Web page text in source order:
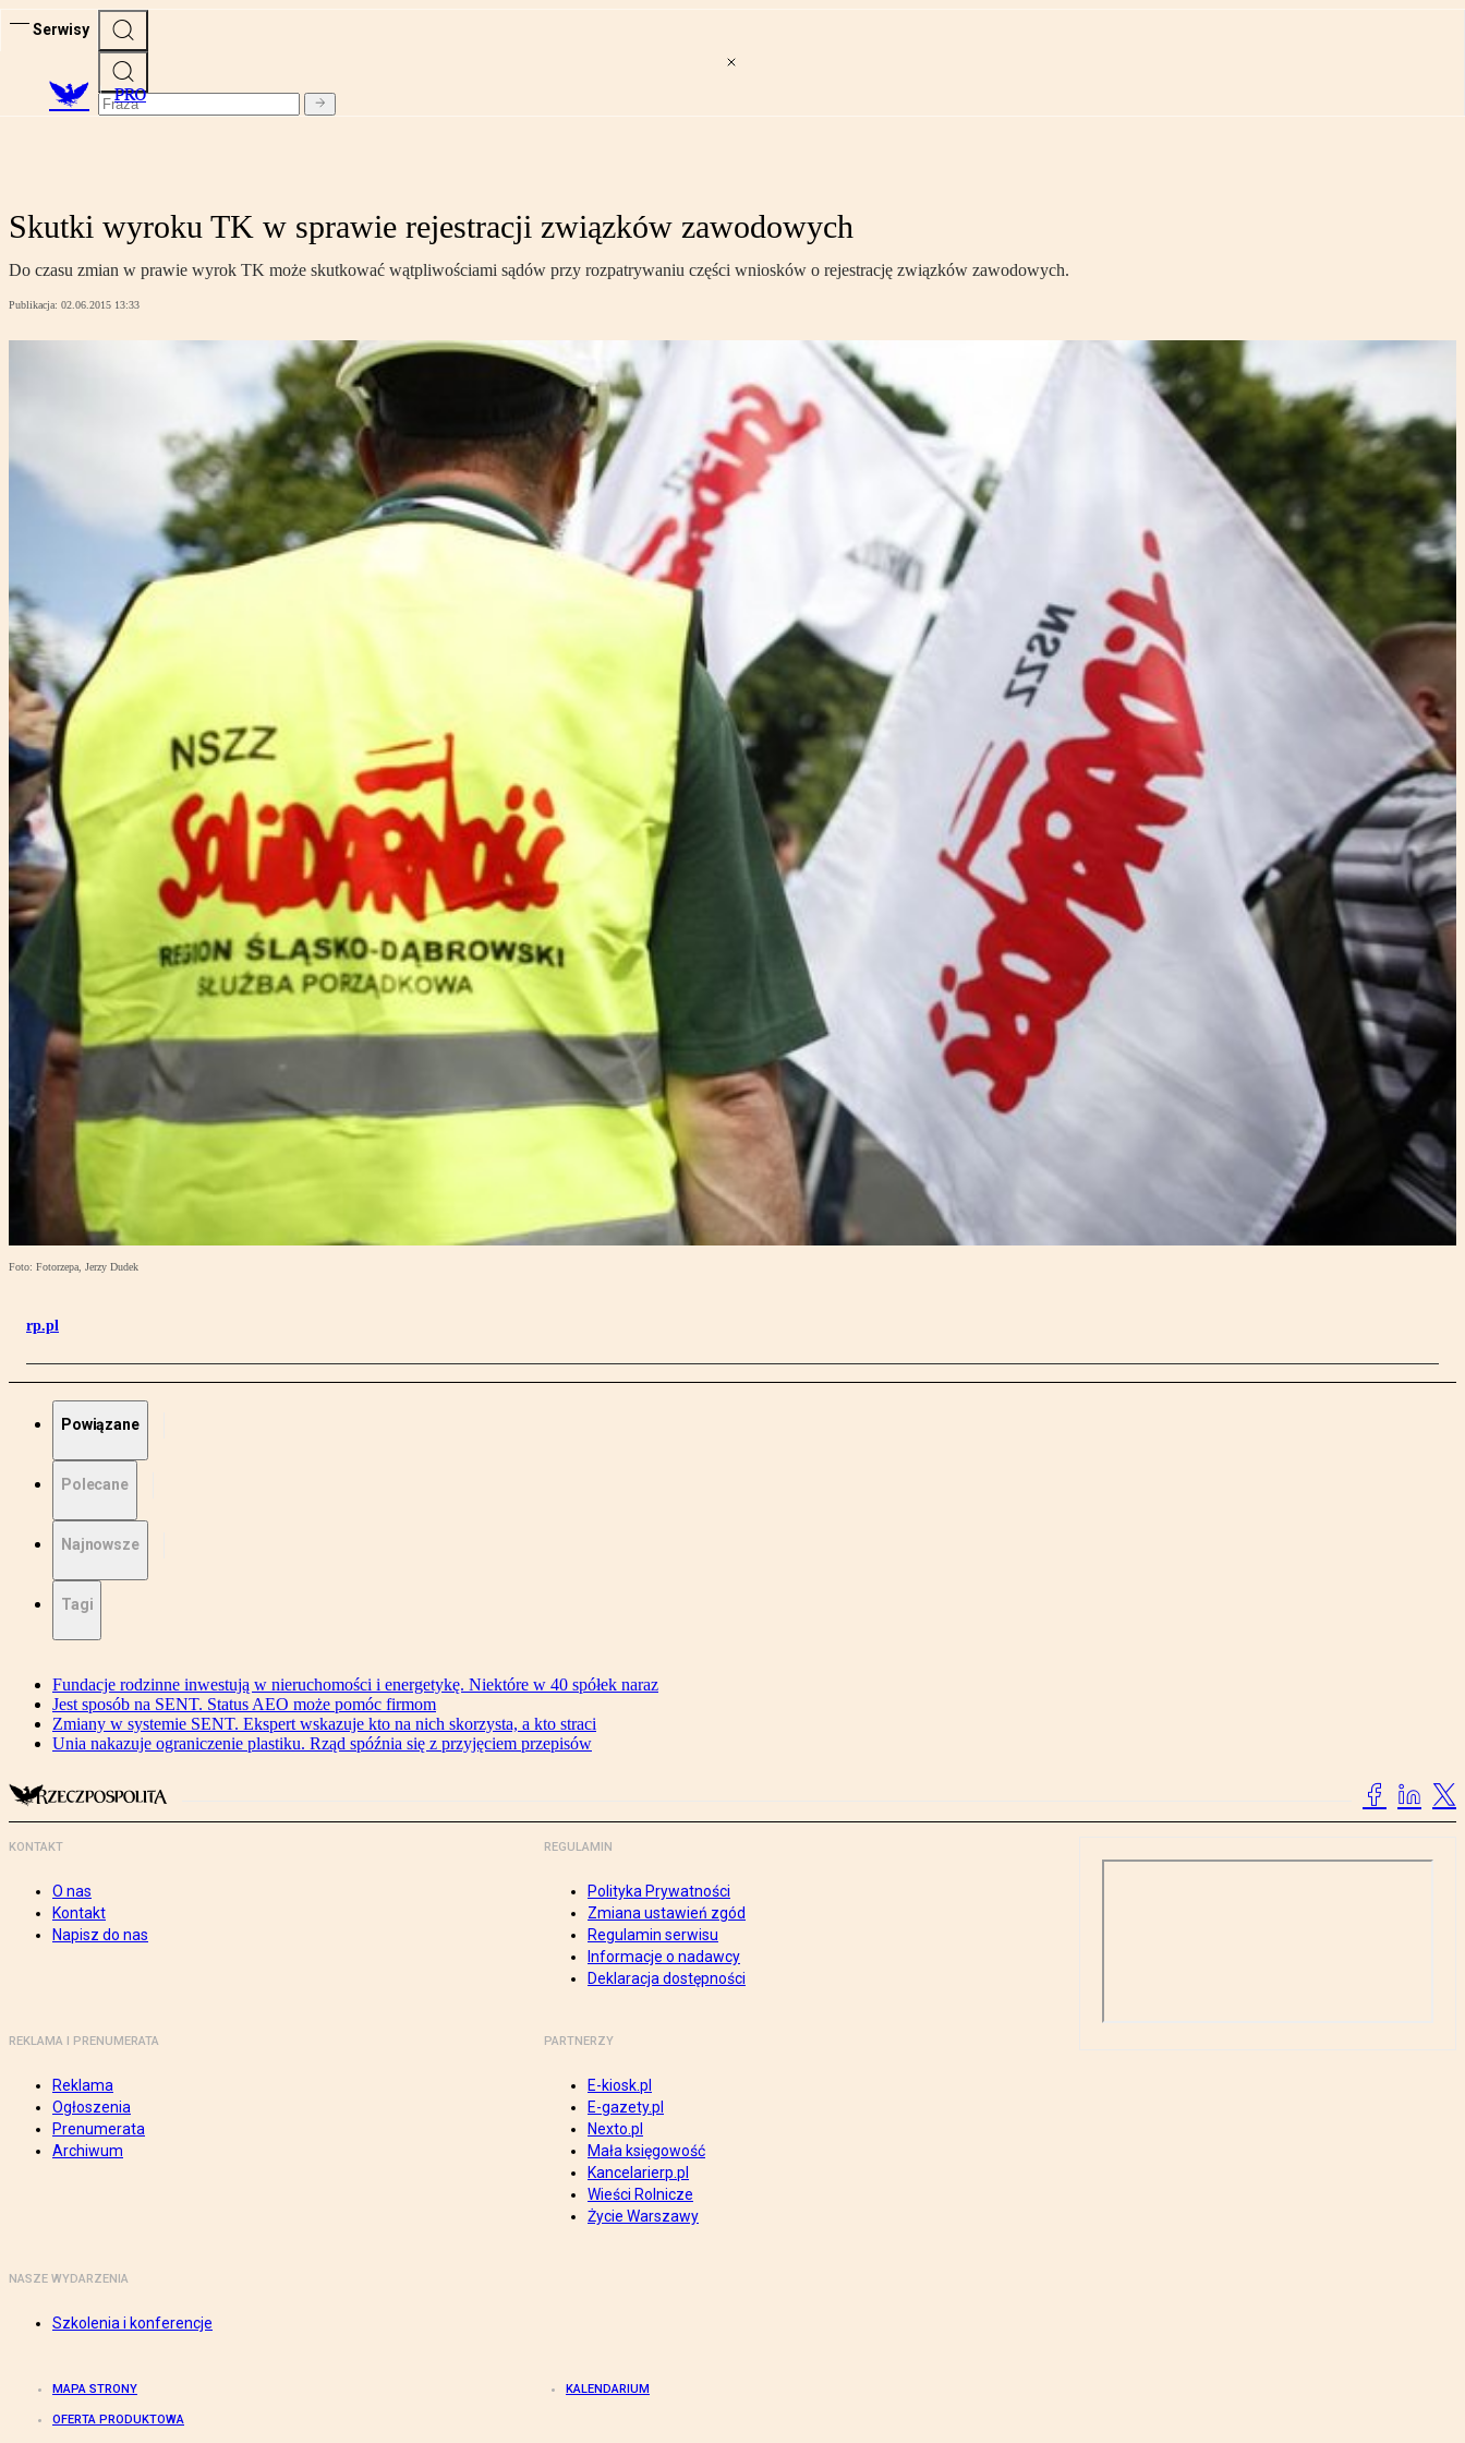
Serwisy
PRO
Skutki wyroku TK w sprawie rejestracji związków zawodowych
Do czasu zmian w prawie wyrok TK może skutkować wątpliwościami sądów przy rozpatrywaniu części wniosków o rejestrację związków zawodowych.
Publikacja: 02.06.2015 13:33
Foto: Fotorzepa, Jerzy Dudek
rp.pl
Powiązane
Polecane
Najnowsze
Tagi
Fundacje rodzinne inwestują w nieruchomości i energetykę. Niektóre w 40 spółek naraz
Jest sposób na SENT. Status AEO może pomóc firmom
Zmiany w systemie SENT. Ekspert wskazuje kto na nich skorzysta, a kto straci
Unia nakazuje ograniczenie plastiku. Rząd spóźnia się z przyjęciem przepisów
KONTAKT
O nas
Kontakt
Napisz do nas
REGULAMIN
Polityka Prywatności
Zmiana ustawień zgód
Regulamin serwisu
Informacje o nadawcy
Deklaracja dostępności
REKLAMA I PRENUMERATA
Reklama
Ogłoszenia
Prenumerata
Archiwum
PARTNERZY
E-kiosk.pl
E-gazety.pl
Nexto.pl
Mała księgowość
Kancelarierp.pl
Wieści Rolnicze
Życie Warszawy
NASZE WYDARZENIA
Szkolenia i konferencje
MAPA STRONY KALENDARIUM
OFERTA PRODUKTOWA